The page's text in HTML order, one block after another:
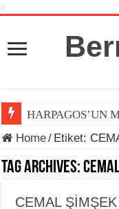
HARPAGOS’UN
Home/ Etiket:
Tag Archives:
CEMAL